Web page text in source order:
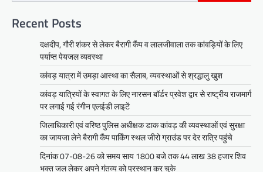
Recent Posts
दक्षदीप, गौरी शंकर से लेकर बैरागी कैंप व लालजीवाला तक कांवड़ियों के लिए
पर्याप्त पेयजल व्यवस्था
कांवड़ यात्रा में उमड़ा आस्था का सैलाब, व्यवस्थाओं से श्रद्धालु खुश
कांवड़ यात्रियों के स्वागत के लिए नारसन बॉर्डर प्रवेश द्वार से राष्ट्रीय राजमार्ग
पर लगाई गई रंगीन एलईडी लाइटें
जिलाधिकारी एवं वरिष्ठ पुलिस अधीक्षक डाक कांवड़ की व्यवस्थाओं एवं सुरक्षा
का जायजा लेने बैरागी कैंप पार्किंग स्थल जीरो ग्राउंड पर देर रात्रि पहुंचे
दिनांक 07-08-26 को समय साय 1800 बजे तक 44 लाख 38 हजार शिव
भक्त जल लेकर अपने गंतव्य को प्रस्थान कर चुके